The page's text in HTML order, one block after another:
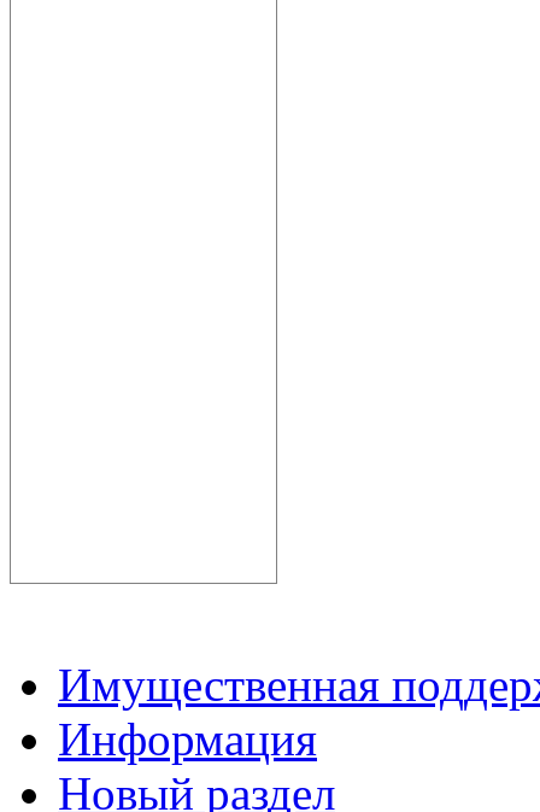
Имущественная
Информация
Новый раздел